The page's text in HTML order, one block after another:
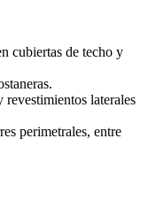
cubiertas de techo y
revestimientos laterales
perimetrales, entre